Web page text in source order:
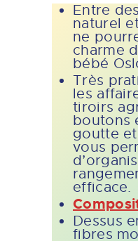
Entre
naturel
ne
charme
bébé
Très
les
tiroirs
boutons
goutte
vous
efficace.
Dessus
fibres